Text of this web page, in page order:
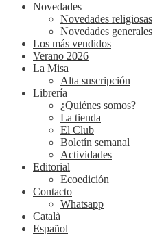
Novedades
Novedades religiosas
Novedades generales
Los más vendidos
Verano 2026
La Misa
Alta suscripción
Librería
¿Quiénes somos?
La tienda
El Club
Boletín semanal
Actividades
Editorial
Ecoedición
Contacto
Whatsapp
Català
Español